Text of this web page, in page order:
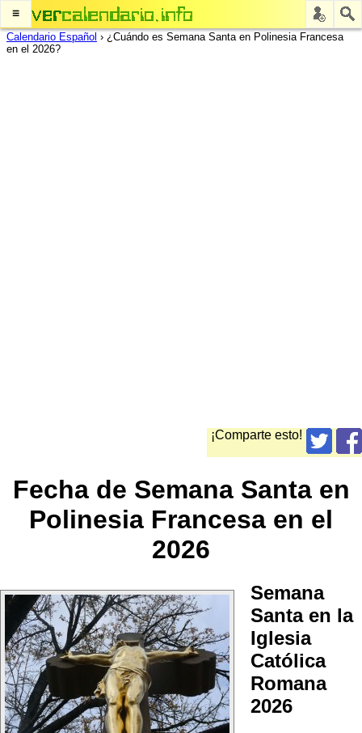
≡
Calendario Español › ¿Cuándo es Semana Santa en Polinesia Francesa
en el 2026?
¡Comparte esto!
Fecha de Semana Santa en
Polinesia Francesa en el
2026
Semana
Santa en la
Iglesia
Católica
Romana
2026